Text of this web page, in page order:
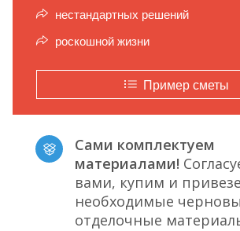
нестандартных решений
роскошной жизни
Пример сметы
Сами комплектуем
материалами!
вами, купим и
необходимые
отделочные